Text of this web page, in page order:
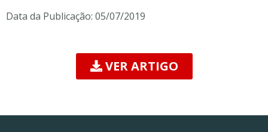
Data da Publicação: 05/07/2019
VER ARTIGO